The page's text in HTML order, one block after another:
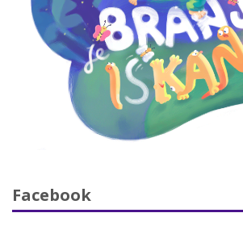
Facebook